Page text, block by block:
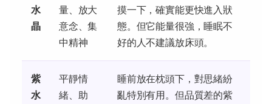
水
晶
量、放大
意念、集
中精神
摸一下，確實能更快進入狀
態。但它能量很強，睡眠不
好的人不建議放床頭。
紫
水
平靜情
緒、助
睡前放在枕頭下，對思緒紛
亂特別有用。但品質差的紫